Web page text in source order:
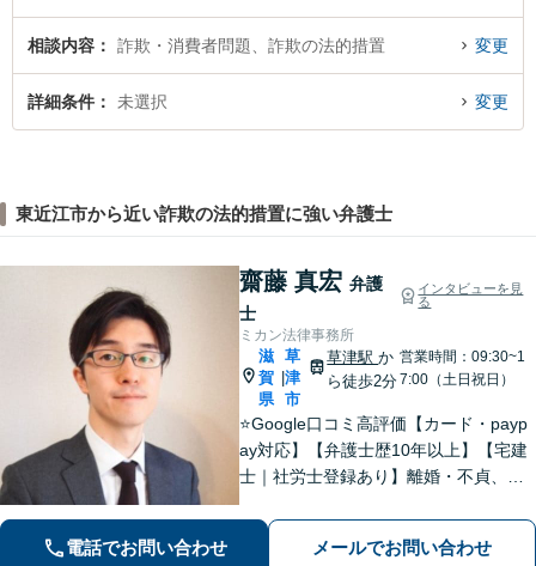
相談内容 詐欺・消費者問題、詐欺の法的措置 変更
詳細条件 未選択 変更
東近江市から近い詐欺の法的措置に強い弁護士
齋藤 真宏 弁護
士
インタビューを見
る
ミカン法律事務所
滋
賀
県
|
草
津
市
草津駅か
ら徒歩2分
営業時間：09:30~1
7:00（土日祝日）
⭐️Google口コミ高評価【カード・payp
ay対応】【弁護士歴10年以上】【宅建
士｜社労士登録あり】離婚・不貞、破
リラックスしてお越しください。丁寧
にお話をお聴きします【草津駅2分｜駐
電話でお問い合わせ メールでお問い合わせ